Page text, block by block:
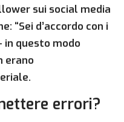
sui social media
“Sei d’accordo con i
in questo modo
erano
errori?